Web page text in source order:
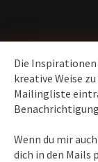
Die
kreative Weise
Mailingliste
Wenn du mir
dich in den Mails
News erhalten
Inspirationen
–
Heilung, Texte &